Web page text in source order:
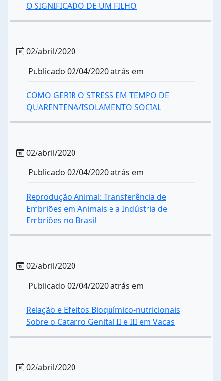
O SIGNIFICADO DE UM FILHO
02/abril/2020
Publicado 02/04/2020 atrás em
COMO GERIR O STRESS EM TEMPO DE
QUARENTENA/ISOLAMENTO SOCIAL
02/abril/2020
Publicado 02/04/2020 atrás em
Reprodução Animal: Transferência de
Embriões em Animais e a Indústria de
Embriões no Brasil
02/abril/2020
Publicado 02/04/2020 atrás em
Relação e Efeitos Bioquímico-nutricionais
Sobre o Catarro Genital II e III em Vacas
02/abril/2020